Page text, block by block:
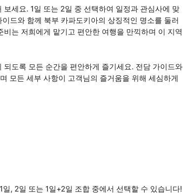
세요. 1일 또는 2일 중 선택하여 일정과 관심사에 맞
드와 함께 북부 카파도키아의 상징적인 명소를 둘러
는 저희에게 맡기고 편안한 여행을 만끽하며 이 지역
도록 모든 순간을 편안하게 즐기세요. 전담 가이드와
모든 세부 사항이 고객님의 즐거움을 위해 세심하게
, 2일 또는 1일+2일 조합 중에서 선택할 수 있습니다!